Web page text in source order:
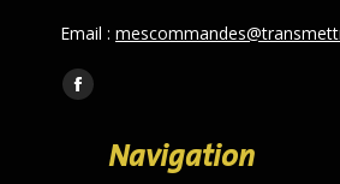
Email :
Trouvez nous sur :
Facebook
opensNavigation